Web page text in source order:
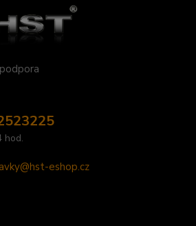
hod.
eshop.cz